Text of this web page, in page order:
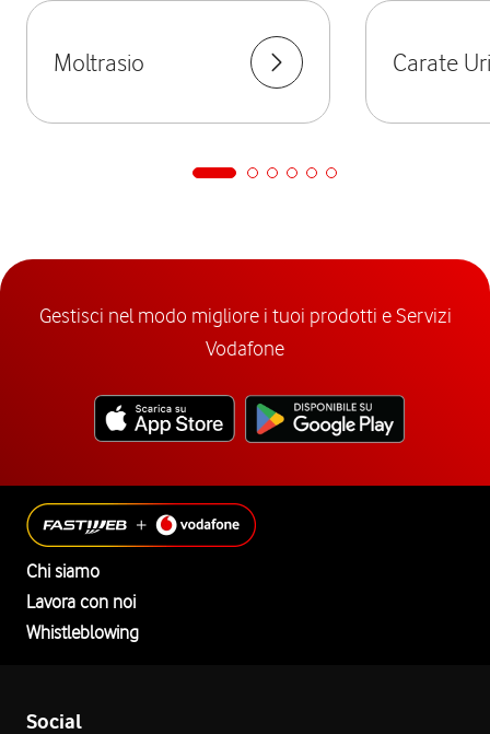
Moltrasio Carate
Gestisci nel modo migliore i tuoi prodotti e Servizi
Vodafone
Chi siamo
Lavora con noi
Whistleblowing
Social